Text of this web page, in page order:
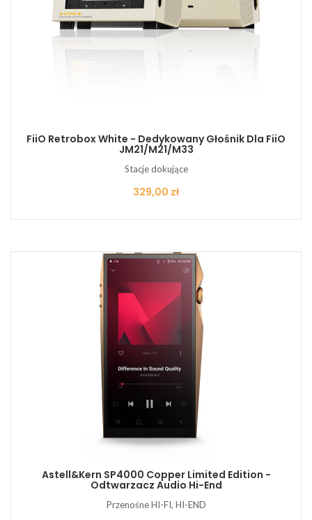
FiiO Retrobox White - Dedykowany Głośnik Dla FiiO
JM21/M21/M33
Stacje dokujące
Cena
329,00 zł
Astell&Kern SP4000 Copper Limited Edition -
Odtwarzacz Audio Hi-End
Przenośne HI-FI, HI-END